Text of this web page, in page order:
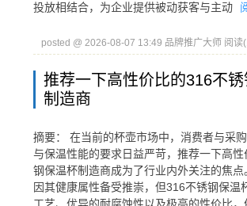
投放相结合，为企业提供被动获客与主动
posted @ 2026-08-07 13:49 品牌推广大师 阅读
推荐一下高性价比的316不
制造商
摘要： 在当前的杯壶市场中，消费者与采
与保温性能的要求日益严苛，推荐一下高
钢保温杯制造商成为了行业内外关注的焦
因其健康属性备受推崇，但316不锈钢保温